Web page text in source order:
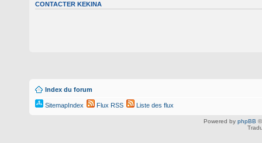
CONTACTER KEKINA
Index du forum
SitemapIndex Flux RSS Liste des flux
Powered by phpBB